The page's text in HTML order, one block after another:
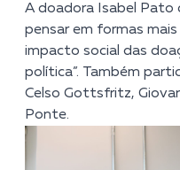
A doadora Isabel Pato
pensar em formas
impacto social das
política”. Também
Celso Gottsfritz,
Ponte.